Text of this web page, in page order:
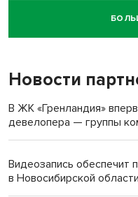
Новосибирский суд
пенсионерки на вокзале
Новости
В ЖК «Гренландия»
девелопера — группы
Видеозапись обеспечит
в Новосибирской области